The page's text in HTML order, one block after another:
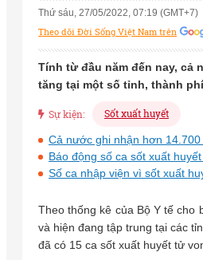
Thứ sáu, 27/05/2022, 07:19 (GMT+7)
Theo dõi Đời Sống Việt Nam trên
Tính từ đầu năm đến nay, cả
tăng tại một số tỉnh, thành
Sự kiện: Sốt xuất huyết
Cả nước ghi nhận hơn
Báo động số ca sốt xuất
Số ca nhập viện vì sốt xuất
Theo thống kê của Bộ Y tế cho
và hiện đang tập trung tại các
đã có 15 ca sốt xuất huyết tử